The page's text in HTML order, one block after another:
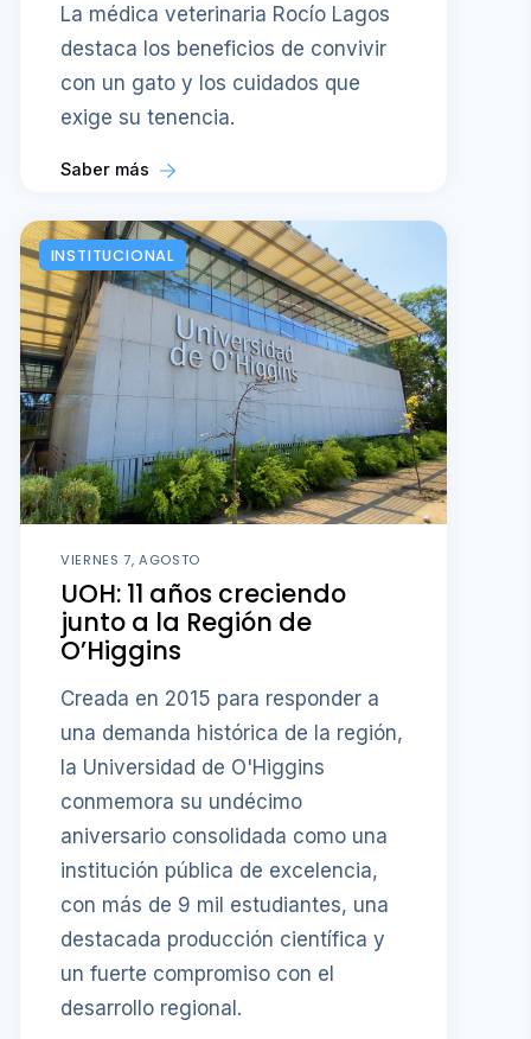
La médica veterinaria Rocío Lagos
destaca los beneficios de convivir
con un gato y los cuidados que
exige su tenencia.
Saber más
INSTITUCIONAL
VIERNES 7, AGOSTO
UOH: 11 años creciendo
junto a la Región de
O’Higgins
Creada en 2015 para responder a
una demanda histórica de la región,
la Universidad de O'Higgins
conmemora su undécimo
aniversario consolidada como una
institución pública de excelencia,
con más de 9 mil estudiantes, una
destacada producción científica y
un fuerte compromiso con el
desarrollo regional.